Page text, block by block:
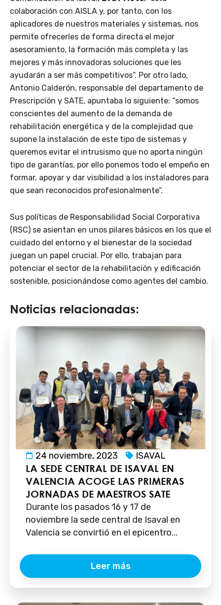
colaboración con AISLA y, por tanto, con los
aplicadores de nuestros materiales y sistemas, nos
permite ofrecerles de forma directa el mejor
asesoramiento, la formación más completa y las
mejores y más innovadoras soluciones que les
ayudarán a ser más competitivos”. Por otro lado,
Antonio Calderón, responsable del departamento de
Prescripción y SATE, apuntaba lo siguiente: “somos
conscientes del aumento de la demanda de
rehabilitación energética y de la complejidad que
supone la instalación de este tipo de sistemas y
queremos evitar el intrusismo que no aporta ningún
tipo de garantías, por ello ponemos todo el empeño en
formar, apoyar y dar visibilidad a los instaladores para
que sean reconocidos profesionalmente”.
Sus políticas de Responsabilidad Social Corporativa
(RSC) se asientan en unos pilares básicos en los que el
cuidado del entorno y el bienestar de la sociedad
juegan un papel crucial. Por ello, trabajan para
potenciar el sector de la rehabilitación y edificación
sostenible, posicionándose como agentes del cambio.
Noticias relacionadas:
24 noviembre, 2023 ISAVAL
LA SEDE CENTRAL DE ISAVAL EN
VALENCIA ACOGE LAS PRIMERAS
JORNADAS DE MAESTROS SATE
Durante los pasados 16 y 17 de
noviembre la sede central de Isaval en
Valencia se convirtió en el epicentro...
Leer más